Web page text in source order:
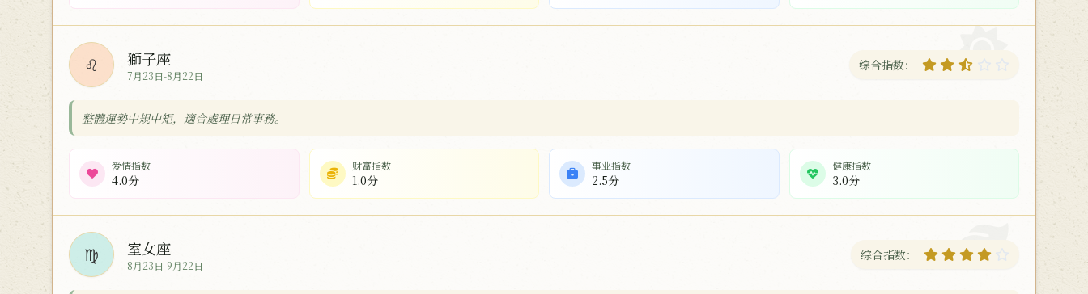
♌ 獅子座
7月23日-8月22日
综合指数：
整體運勢中規中矩，適合處理日常事務。
爱情指数
4.0分
财富指数
1.0分
事业指数
2.5分
健康指数
3.0分
♍ 室女座
8月23日-9月22日
综合指数：